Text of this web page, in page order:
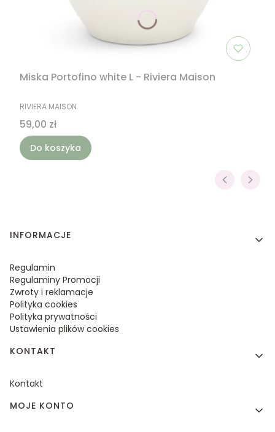
Miska Portofino white L - Riviera Maison
PRODUCENT
RIVIERA MAISON
Cena
59,00 zł
Do koszyka
Linki w stopce
INFORMACJE
Regulamin
Regulaminy Promocji
Zwroty i reklamacje
Polityka cookies
Polityka prywatności
Ustawienia plików cookies
KONTAKT
Kontakt
MOJE KONTO